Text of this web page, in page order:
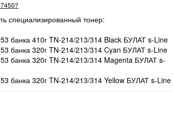
специализированный тонер:
банка 410г TN-214/213/314 Black БУЛАТ s-Line
банка 320г TN-214/213/314 Cyan БУЛАТ s-Line
банка 320г TN-214/213/314 Magenta БУЛАТ s-
банка 320г TN-214/213/314 Yellow БУЛАТ s-Line